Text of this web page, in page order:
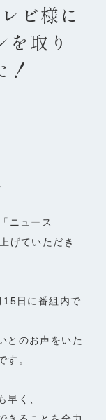
ビ様に
取り
！
ニュース
げていただき
15日に番組内で
とのお声をいた
す。
早く、